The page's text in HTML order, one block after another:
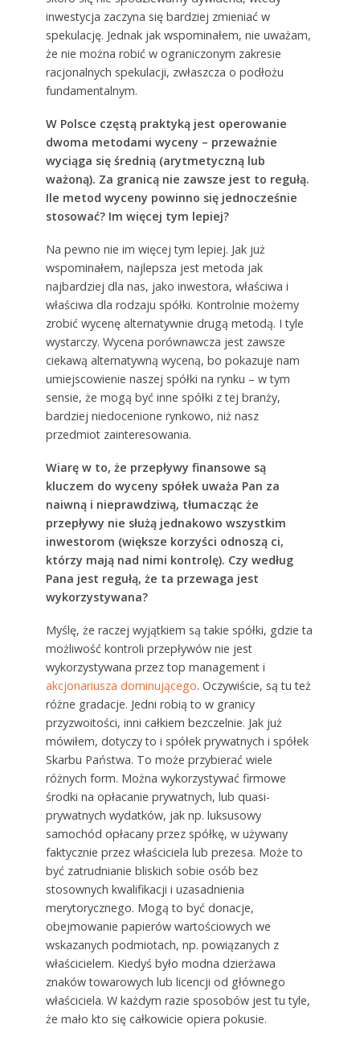
inwestycja zaczyna się bardziej zmieniać w
spekulację. Jednak jak wspominałem, nie uważam,
że nie można robić w ograniczonym zakresie
racjonalnych spekulacji, zwłaszcza o podłożu
fundamentalnym.
W Polsce częstą praktyką jest operowanie
dwoma metodami wyceny – przeważnie
wyciąga się średnią (arytmetyczną lub
ważoną). Za granicą nie zawsze jest to regułą.
Ile metod wyceny powinno się jednocześnie
stosować? Im więcej tym lepiej?
Na pewno nie im więcej tym lepiej. Jak już
wspominałem, najlepsza jest metoda jak
najbardziej dla nas, jako inwestora, właściwa i
właściwa dla rodzaju spółki. Kontrolnie możemy
zrobić wycenę alternatywnie drugą metodą. I tyle
wystarczy. Wycena porównawcza jest zawsze
ciekawą alternatywną wyceną, bo pokazuje nam
umiejscowienie naszej spółki na rynku – w tym
sensie, że mogą być inne spółki z tej branży,
bardziej niedocenione rynkowo, niż nasz
przedmiot zainteresowania.
Wiarę w to, że przepływy finansowe są
kluczem do wyceny spółek uważa Pan za
naiwną i nieprawdziwą, tłumacząc że
przepływy nie służą jednakowo wszystkim
inwestorom (większe korzyści odnoszą ci,
którzy mają nad nimi kontrolę). Czy według
Pana jest regułą, że ta przewaga jest
wykorzystywana?
Myślę, że raczej wyjątkiem są takie spółki, gdzie ta
możliwość kontroli przepływów nie jest
wykorzystywana przez top management i
akcjonariusza dominującego. Oczywiście, są tu też
różne gradacje. Jedni robią to w granicy
przyzwoitości, inni całkiem bezczelnie. Jak już
mówiłem, dotyczy to i spółek prywatnych i spółek
Skarbu Państwa. To może przybierać wiele
różnych form. Można wykorzystywać firmowe
środki na opłacanie prywatnych, lub quasi-
prywatnych wydatków, jak np. luksusowy
samochód opłacany przez spółkę, w używany
faktycznie przez właściciela lub prezesa. Może to
być zatrudnianie bliskich sobie osób bez
stosownych kwalifikacji i uzasadnienia
merytorycznego. Mogą to być donacje,
obejmowanie papierów wartościowych we
wskazanych podmiotach, np. powiązanych z
właścicielem. Kiedyś było modna dzierżawa
znaków towarowych lub licencji od głównego
właściciela. W każdym razie sposobów jest tu tyle,
że mało kto się całkowicie opiera pokusie.